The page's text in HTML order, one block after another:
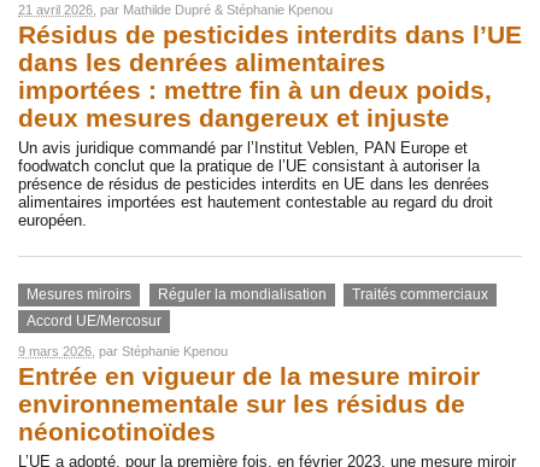
21 avril 2026 , par Mathilde Dupré & Stéphanie Kpenou
Résidus de pesticides interdits dans l’UE
dans les denrées alimentaires
importées : mettre fin à un deux poids,
deux mesures dangereux et injuste
Un avis juridique commandé par l’Institut Veblen, PAN Europe et
foodwatch conclut que la pratique de l’UE consistant à autoriser la
présence de résidus de pesticides interdits en UE dans les denrées
alimentaires importées est hautement contestable au regard du droit
européen.
Mesures miroirs Réguler la mondialisation
Traités commerciaux
Accord UE/Mercosur
9 mars 2026, par Stéphanie Kpenou
Entrée en vigueur de la mesure miroir
environnementale sur les résidus de
néonicotinoïdes
L’UE a adopté, pour la première fois, en février 2023, une mesure miroir